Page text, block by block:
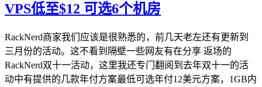
VPS低至$12 可选6个机房
RackNerd商家我们应该是很熟悉的，前几天老左还有更新到
三月份的活动。这不看到隔壁一些网友有在分享 返场的
RackNerd双十一活动，这里我还专门翻阅到去年双十一的活
动中有提供的几款年付方案最低可选年付12美元方案，1GB内